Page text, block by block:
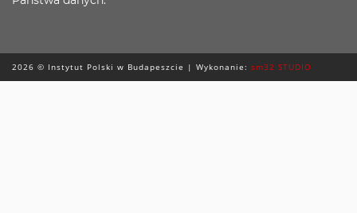
2026 © Instytut Polski w Budapeszcie | Wykonanie: sm32 STUDIO